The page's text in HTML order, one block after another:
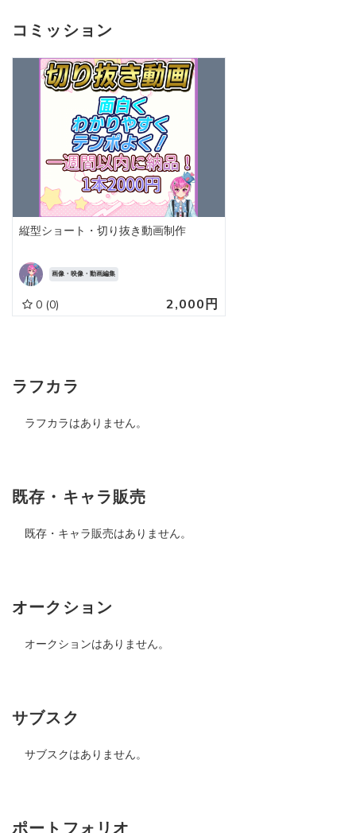
コミッション
縦型ショート・切り抜き動画制作
画像・映像・動画編集
0 (0) 2,000円
ラフカラ
ラフカラはありません。
既存・キャラ販売
既存・キャラ販売はありません。
オークション
オークションはありません。
サブスク
サブスクはありません。